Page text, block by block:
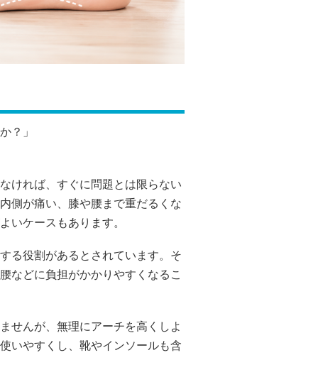
？」
ければ、すぐに問題とは限らない
側が痛い、膝や腰まで重だるくな
いケースもあります。
る役割があるとされています。そ
などに負担がかかりやすくなるこ
せんが、無理にアーチを高くしよ
いやすくし、靴やインソールも含